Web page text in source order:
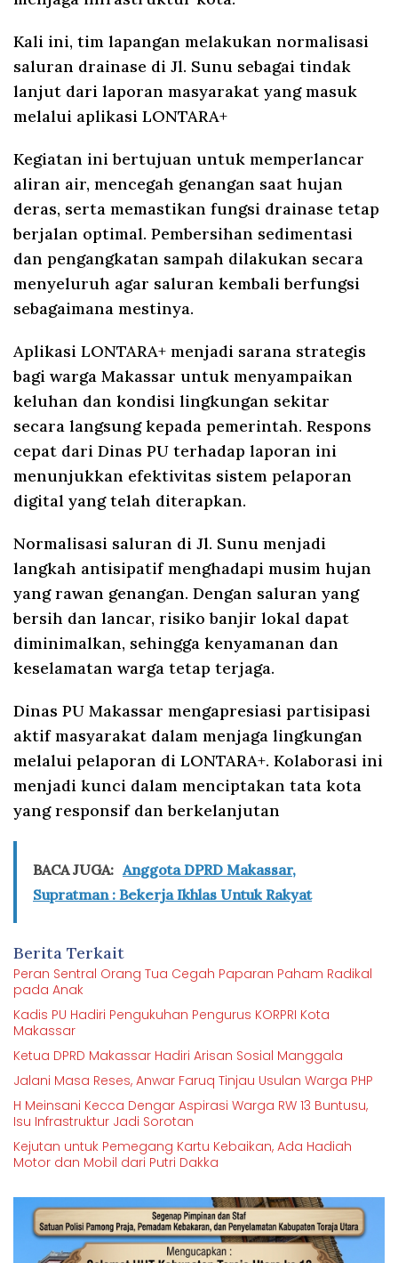
Kali ini, tim lapangan melakukan normalisasi
saluran drainase di Jl. Sunu sebagai tindak
lanjut dari laporan masyarakat yang masuk
melalui aplikasi LONTARA+
Kegiatan ini bertujuan untuk memperlancar
aliran air, mencegah genangan saat hujan
deras, serta memastikan fungsi drainase tetap
berjalan optimal. Pembersihan sedimentasi
dan pengangkatan sampah dilakukan secara
menyeluruh agar saluran kembali berfungsi
sebagaimana mestinya.
Aplikasi LONTARA+ menjadi sarana strategis
bagi warga Makassar untuk menyampaikan
keluhan dan kondisi lingkungan sekitar
secara langsung kepada pemerintah. Respons
cepat dari Dinas PU terhadap laporan ini
menunjukkan efektivitas sistem pelaporan
digital yang telah diterapkan.
Normalisasi saluran di Jl. Sunu menjadi
langkah antisipatif menghadapi musim hujan
yang rawan genangan. Dengan saluran yang
bersih dan lancar, risiko banjir lokal dapat
diminimalkan, sehingga kenyamanan dan
keselamatan warga tetap terjaga.
Dinas PU Makassar mengapresiasi partisipasi
aktif masyarakat dalam menjaga lingkungan
melalui pelaporan di LONTARA+. Kolaborasi ini
menjadi kunci dalam menciptakan tata kota
yang responsif dan berkelanjutan
BACA JUGA: Anggota DPRD Makassar,
Supratman : Bekerja Ikhlas Untuk Rakyat
Berita Terkait
Peran Sentral Orang Tua Cegah Paparan Paham Radikal
pada Anak
Kadis PU Hadiri Pengukuhan Pengurus KORPRI Kota
Makassar
Ketua DPRD Makassar Hadiri Arisan Sosial Manggala
Jalani Masa Reses, Anwar Faruq Tinjau Usulan Warga PHP
H Meinsani Kecca Dengar Aspirasi Warga RW 13 Buntusu,
Isu Infrastruktur Jadi Sorotan
Kejutan untuk Pemegang Kartu Kebaikan, Ada Hadiah
Motor dan Mobil dari Putri Dakka